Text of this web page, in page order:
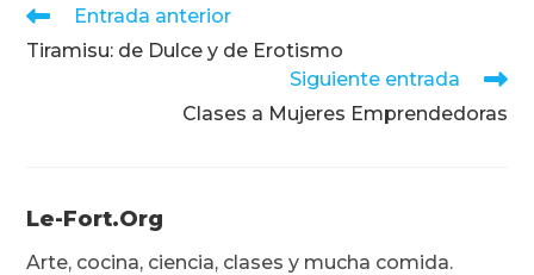
Leer
artículos
Entrada anterior
Tiramisu: de Dulce y de Erotismo
Siguiente entrada
Clases a Mujeres Emprendedoras
Le-Fort.org
Arte, cocina, ciencia, clases y mucha comida.